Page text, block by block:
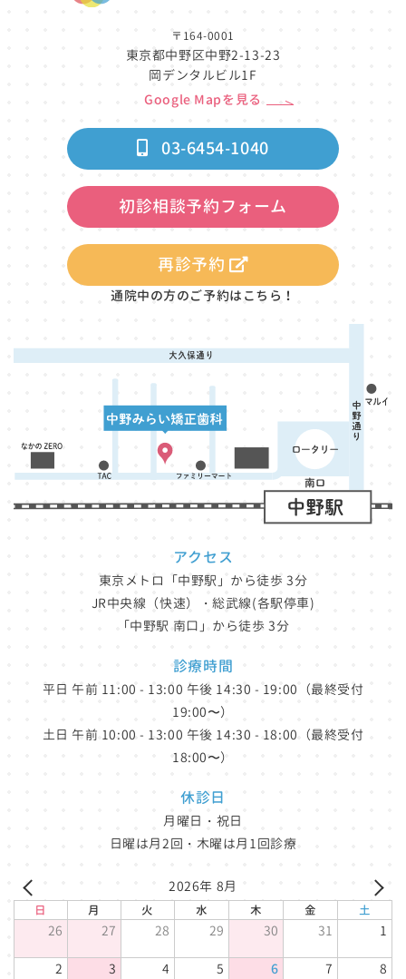
〒164-0001
東京都中野区中野2-13-23
岡デンタルビル1F
Google Mapを見る
03-6454-1040
初診相談予約フォーム
再診予約
通院中の方のご予約はこちら！
アクセス
東京メトロ「中野駅」から徒歩 3分
JR中央線（快速）・総武線(各駅停車)
「中野駅 南口」から徒歩 3分
診療時間
平日 午前 11:00 - 13:00 午後 14:30 - 19:00（最終受付
19:00〜）
土日 午前 10:00 - 13:00 午後 14:30 - 18:00（最終受付
18:00〜）
休診日
月曜日・祝日
日曜は月2回・木曜は月1回診療
2026年 8月
日 月 火 水 木 金 土
26 27 28 29 30 31 1
2 3 4 5 6 7 8